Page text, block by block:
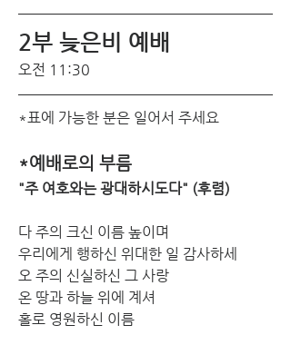
2부 늦은비 예배
오전 11:30
*표에 가능한 분은 일어서 주세요
*예배로의 부름
"주 여호와는 광대하시도다" (후렴)
다 주의 크신 이름 높이며
우리에게 행하신 위대한 일 감사하세
오 주의 신실하신 그 사랑
온 땅과 하늘 위에 계셔
홀로 영원하신 이름